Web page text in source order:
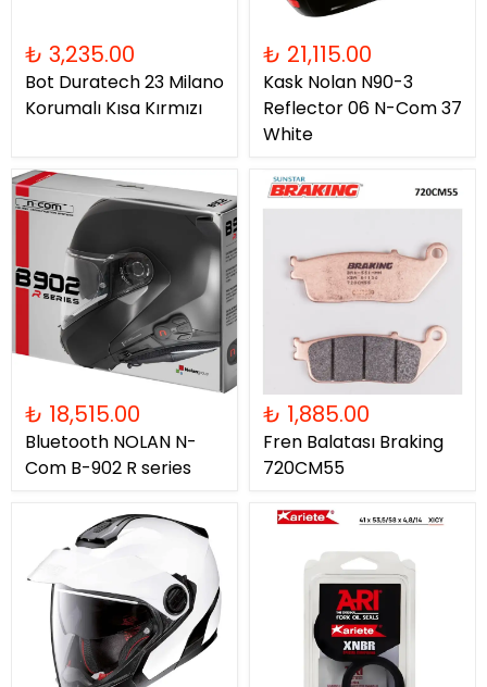
₺ 3,235.00
Bot Duratech 23 Milano
Korumalı Kısa Kırmızı
₺ 21,115.00
Kask Nolan N90-3
Reflector 06 N-Com 37
White
₺ 18,515.00
Bluetooth NOLAN N-
Com B-902 R series
₺ 1,885.00
Fren Balatası Braking
720CM55